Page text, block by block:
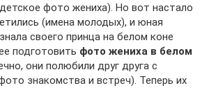
фото жениха). Но вот настало
(имена молодых), и юная
своего принца на белом коне
подготовить фото жениха в белом
они полюбили друг друга с
знакомства и встреч). Теперь их